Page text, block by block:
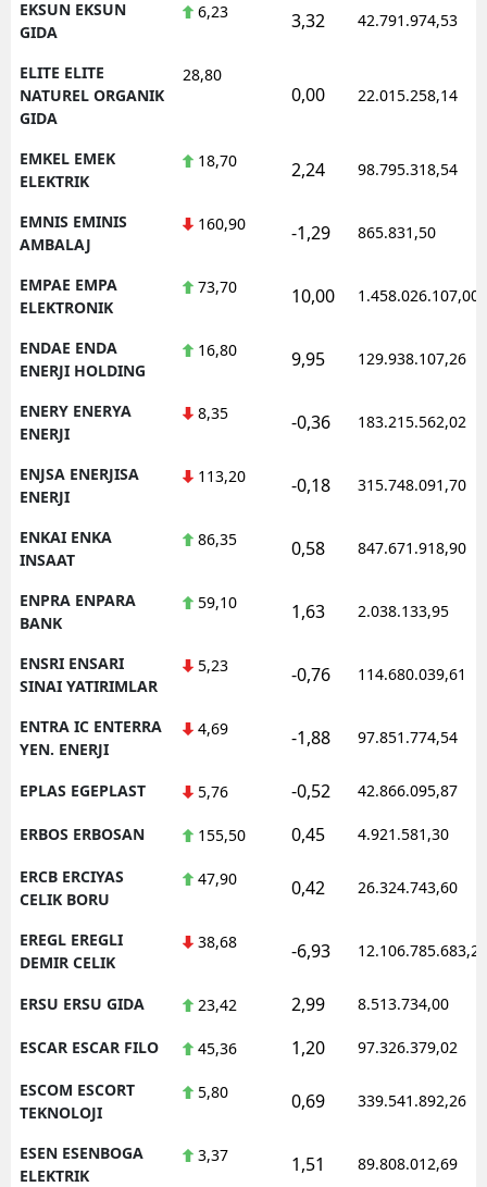
EKSUN EKSUN
GIDA
6,23 3,32 42.791.974,53
ELITE ELITE
NATUREL ORGANIK
GIDA
28,80
0,00 22.015.258,14
EMKEL EMEK
ELEKTRIK
18,70 2,24 98.795.318,54
EMNIS EMINIS
AMBALAJ
160,90 -1,29 865.831,50
EMPAE EMPA
ELEKTRONIK
73,70 10,00 1.458.026.107,00
ENDAE ENDA
ENERJI HOLDING
16,80 9,95 129.938.107,26
ENERY ENERYA
ENERJI
8,35 -0,36 183.215.562,02
ENJSA ENERJISA
ENERJI
113,20 -0,18 315.748.091,70
ENKAI ENKA
INSAAT
86,35 0,58 847.671.918,90
ENPRA ENPARA
BANK
59,10 1,63 2.038.133,95
ENSRI ENSARI
SINAI YATIRIMLAR
5,23 -0,76 114.680.039,61
ENTRA IC ENTERRA
YEN. ENERJI
4,69 -1,88 97.851.774,54
EPLAS EGEPLAST 5,76 -0,52 42.866.095,87
ERBOS ERBOSAN 155,50 0,45 4.921.581,30
ERCB ERCIYAS
CELIK BORU
47,90 0,42 26.324.743,60
EREGL EREGLI
DEMIR CELIK
38,68 -6,93 12.106.785.683,20
ERSU ERSU GIDA 23,42 2,99 8.513.734,00
ESCAR ESCAR FILO 45,36 1,20 97.326.379,02
ESCOM ESCORT
TEKNOLOJI
5,80 0,69 339.541.892,26
ESEN ESENBOGA
ELEKTRIK
3,37 1,51 89.808.012,69